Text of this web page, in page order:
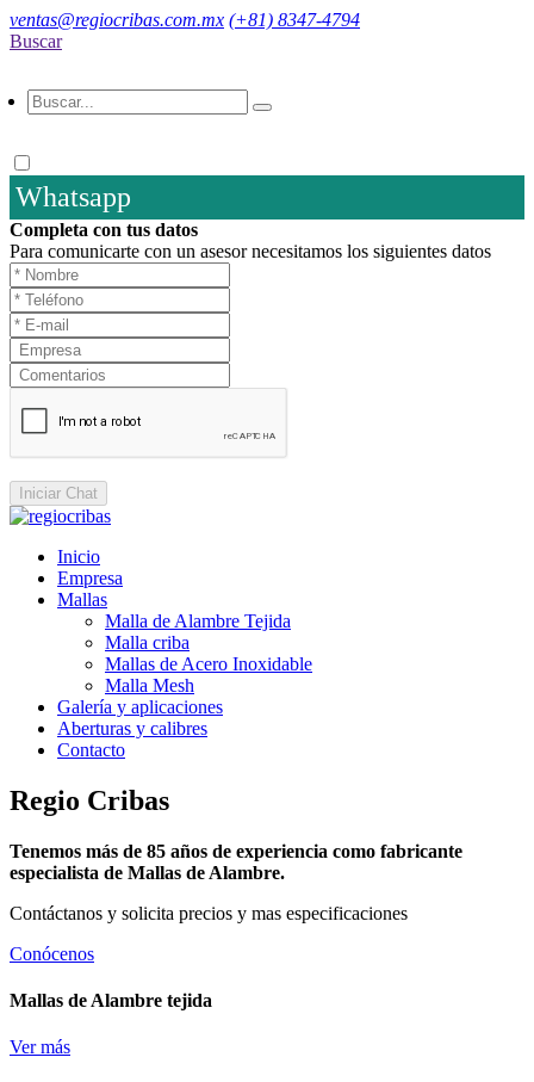
ventas@regiocribas.com.mx (+81) 8347-4794
Buscar
Whatsapp
Completa con tus datos
Para comunicarte con un asesor necesitamos los siguientes datos
Iniciar Chat
Inicio
Empresa
Mallas
Malla de Alambre Tejida
Malla criba
Mallas de Acero Inoxidable
Malla Mesh
Galería y aplicaciones
Aberturas y calibres
Contacto
Regio Cribas
Tenemos más de 85 años de experiencia como fabricante
especialista de Mallas de Alambre.
Contáctanos y solicita precios y mas especificaciones
Conócenos
Mallas de Alambre tejida
Ver más